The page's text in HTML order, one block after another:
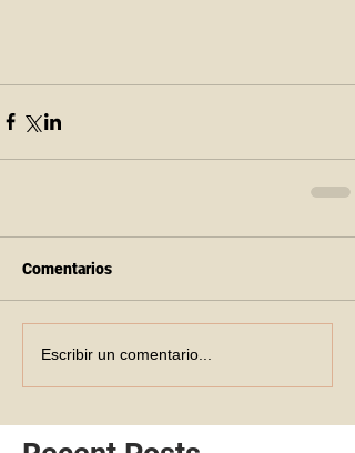
Comentarios
Escribir un comentario...